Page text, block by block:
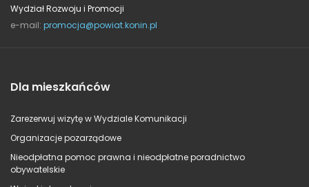
Wydział Rozwoju i Promocji
e-mail: promocja@powiat.konin.pl
Dla mieszkańców
Zarezerwuj wizytę w Wydziale Komunikacji
Organizacje pozarządowe
Nieodpłatna pomoc prawna i nieodpłatne poradnictwo
obywatelskie